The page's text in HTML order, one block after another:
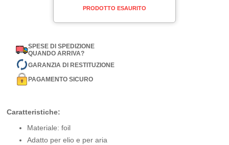
PRODOTTO ESAURITO
SPESE DI SPEDIZIONE
QUANDO ARRIVA?
GARANZIA DI RESTITUZIONE
PAGAMENTO SICURO
Caratteristiche:
Materiale: foil
Adatto per elio e per aria